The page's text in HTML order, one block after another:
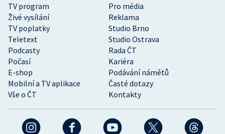
TV program
Pro média
Živé vysílání
Reklama
TV poplatky
Studio Brno
Teletext
Studio Ostrava
Podcasty
Rada ČT
Počasí
Kariéra
E-shop
Podávání námětů
Mobilní a TV aplikace
Časté dotazy
Vše o ČT
Kontakty